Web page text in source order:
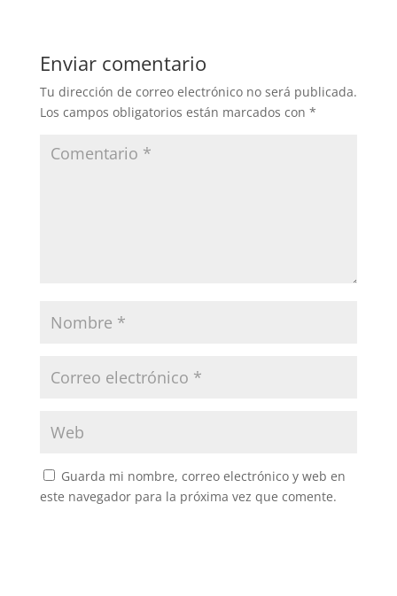
Enviar comentario
Tu dirección de correo electrónico no será publicada.
Los campos obligatorios están marcados con *
Guarda mi nombre, correo electrónico y web en
este navegador para la próxima vez que comente.